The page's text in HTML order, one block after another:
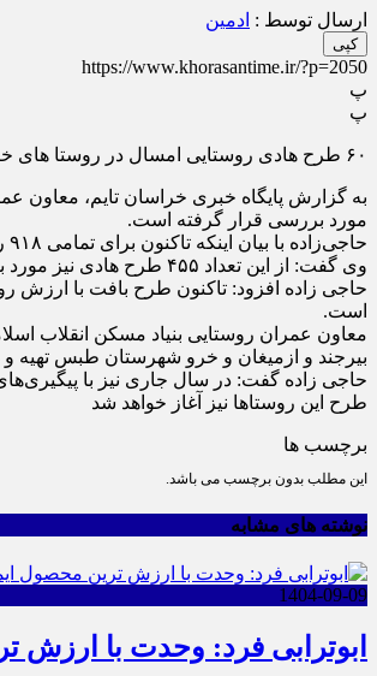
ارسال توسط : ادمین
کپی
https://www.khorasantime.ir/?p=2050
پ
پ
۶۰ طرح هادی روستایی امسال در روستا های خراسان جنوبی بازنگری شد.
مورد بررسی قرار گرفته است.
حاجی‌زاده با بیان اینکه تاکنون برای تمامی ۹۱۸ روستای بالای ۲۰ خانوار استان تهیه طرح هادی انجام شده است، افزود: برای ۲۹۳ روستای زیر ۲۰ خانوار نیز طرح تعیین محدوده تهیه شده است.
وی گفت: از این تعداد ۴۵۵ طرح هادی نیز مورد بازنگری قرار گرفته است.
حاجی زاده افزود: تاکنون طرح بافت با
است.
معاون عمران روستایی بنیاد مسکن انقلاب
بیرجند و ازمیغان و خرو شهرستان طبس تهیه
طرح این روستا‌ها نیز آغاز خواهد شد
برچسب ها
این مطلب بدون برچسب می باشد.
نوشته های مشابه
1404-09-09
ابوترابی فرد: وحدت با